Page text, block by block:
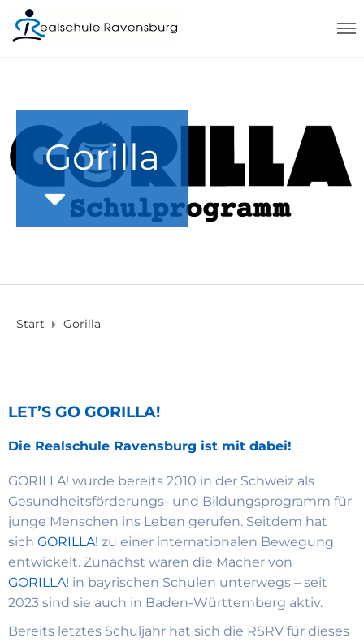
Gorilla
Start Gorilla
LET’S GO GORILLA!
Die Realschule Ravensburg ist mit dabei!
GORILLA! wurde bereits 2010 in der Schweiz als
Gesundheitsförderungs- und Bildungsprogramm für
junge Menschen ins Leben gerufen. Seitdem hat
sich GORILLA! zu einer internationalen Bewegung
entwickelt. Zunächst waren die Macher von
GORILLA! in bayrischen Schulen unterwegs – seit
2023 sind sie auch in Baden-Württemberg aktiv.
Bereits letztes Schuljahr hat sich die RSRV für dieses